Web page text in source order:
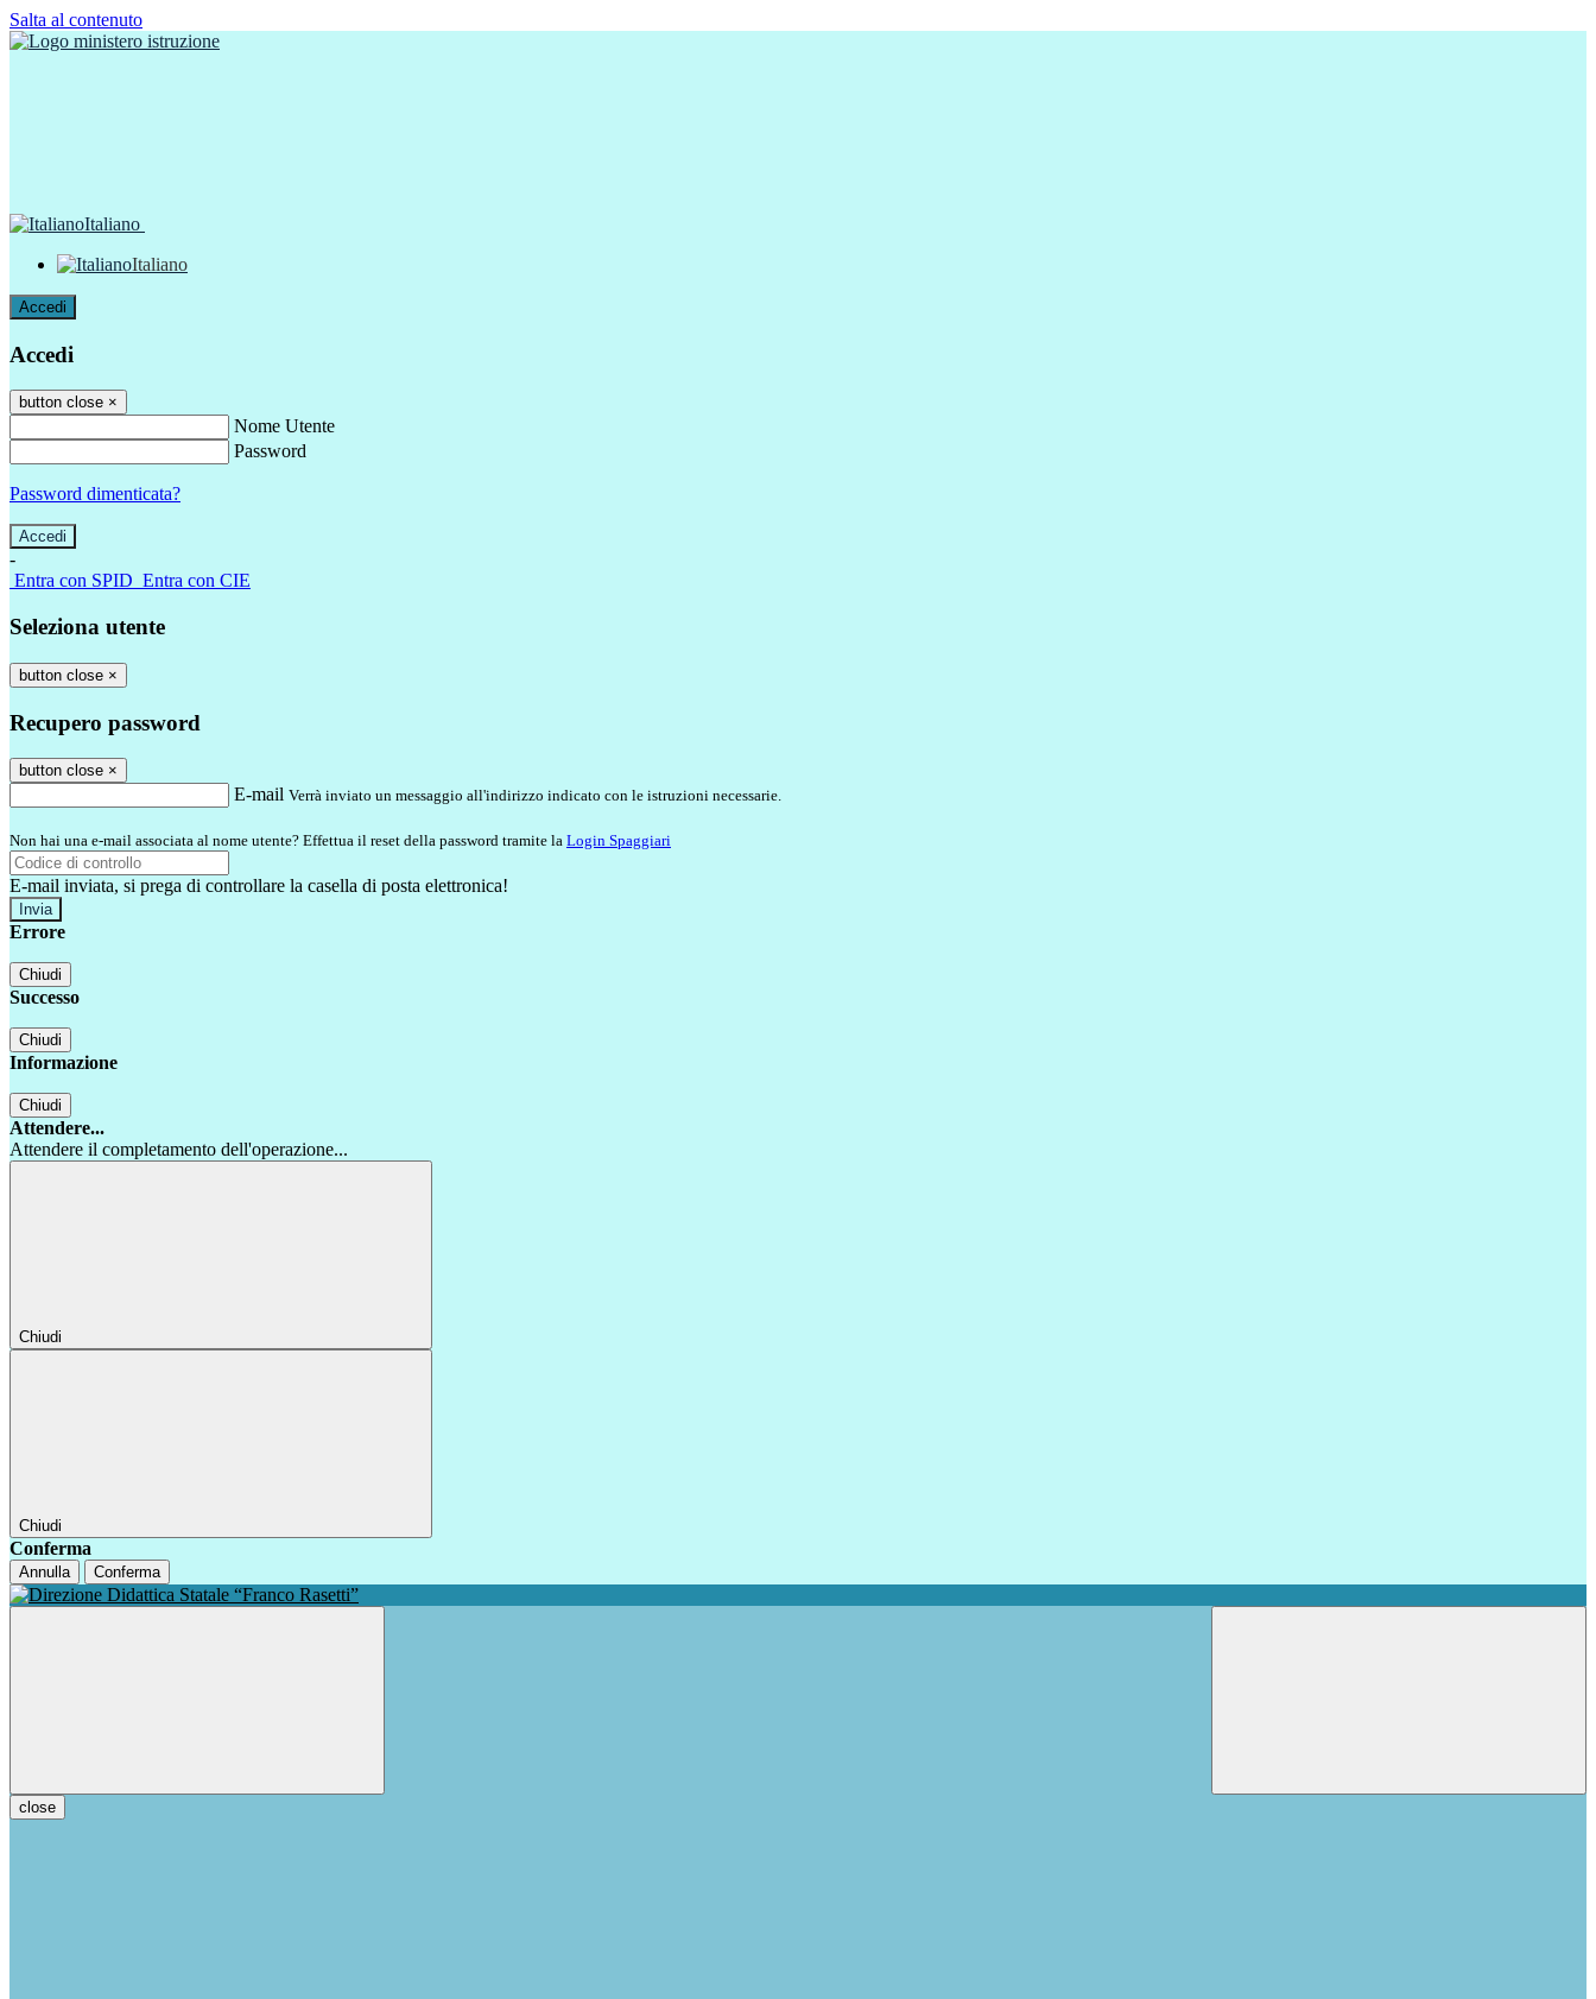
Salta al contenuto
Italiano
Italiano
Accedi
Accedi
button close ×
Nome Utente
Password
Password dimenticata?
-
Entra con SPID Entra con CIE
Seleziona utente
button close ×
Recupero password
button close ×
E-mail Verrà inviato un messaggio all'indirizzo indicato con le istruzioni necessarie.
Non hai una e-mail associata al nome utente? Effettua il reset della password tramite la Login Spaggiari
E-mail inviata, si prega di controllare la casella di posta elettronica!
Errore
Chiudi
Successo
Chiudi
Informazione
Chiudi
Attendere...
Attendere il completamento dell'operazione...
Chiudi
Chiudi
Conferma
Annulla Conferma
close